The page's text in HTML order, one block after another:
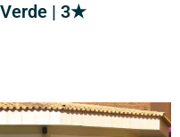
| 3★